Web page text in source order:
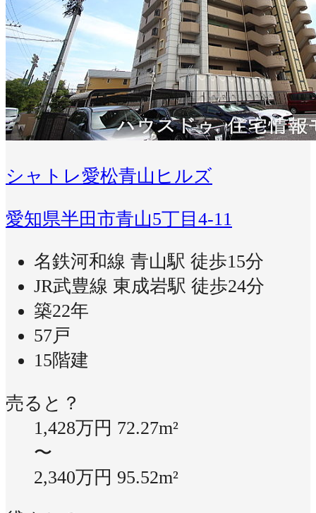
シャトレ愛松青山ヒルズ
愛知県半田市青山5丁目4-11
名鉄河和線 青山駅 徒歩15分
JR武豊線 東成岩駅 徒歩24分
築22年
57戸
15階建
売ると？
1,428万円 72.27m²
〜
2,340万円 95.52m²